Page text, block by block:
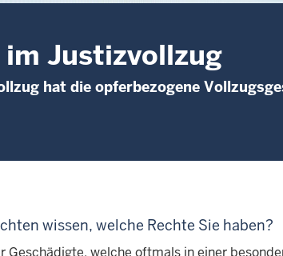
Justizvollzug
hat die opferbezogene
wissen, welche Rechte Sie haben?
welche oftmals in einer